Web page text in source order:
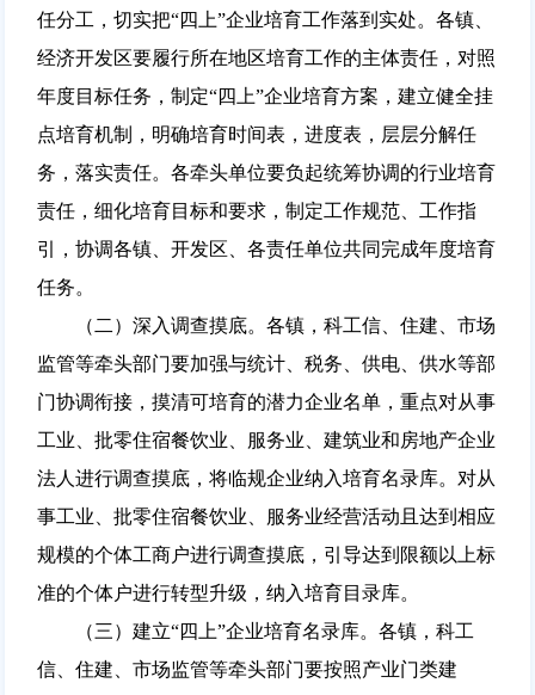
任分工，切实把“四上”企业培育工作落到实处。各镇、
经济开发区要履行所在地区培育工作的主体责任，对照
年度目标任务，制定“四上”企业培育方案，建立健全挂
点培育机制，明确培育时间表，进度表，层层分解任
务，落实责任。各牵头单位要负起统筹协调的行业培育
责任，细化培育目标和要求，制定工作规范、工作指
引，协调各镇、开发区、各责任单位共同完成年度培育
任务。
（二）深入调查摸底。各镇，科工信、住建、市场
监管等牵头部门要加强与统计、税务、供电、供水等部
门协调衔接，摸清可培育的潜力企业名单，重点对从事
工业、批零住宿餐饮业、服务业、建筑业和房地产企业
法人进行调查摸底，将临规企业纳入培育名录库。对从
事工业、批零住宿餐饮业、服务业经营活动且达到相应
规模的个体工商户进行调查摸底，引导达到限额以上标
准的个体户进行转型升级，纳入培育目录库。
（三）建立“四上”企业培育名录库。各镇，科工
信、住建、市场监管等牵头部门要按照产业门类建